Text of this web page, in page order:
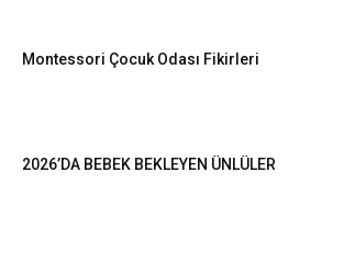
Montessori Çocuk Odası Fikirleri
2026’DA BEBEK BEKLEYEN ÜNLÜLER